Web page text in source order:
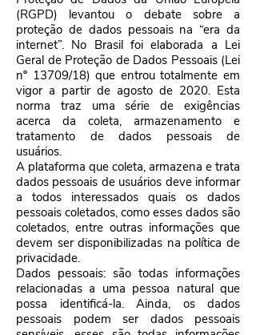
(RGPD) levantou o debate sobre a
proteção de dados pessoais na “era da
internet”. No Brasil foi elaborada a Lei
Geral de Proteção de Dados Pessoais (Lei
nº 13709/18) que entrou totalmente em
vigor a partir de agosto de 2020. Esta
norma traz uma série de exigências
acerca da coleta, armazenamento e
tratamento de dados pessoais de
usuários.
A plataforma que coleta, armazena e trata
dados pessoais de usuários deve informar
a todos interessados quais os dados
pessoais coletados, como esses dados são
coletados, entre outras informações que
devem ser disponibilizadas na política de
privacidade.
Dados pessoais: são todas informações
relacionadas a uma pessoa natural que
possa identificá-la. Ainda, os dados
pessoais podem ser dados pessoais